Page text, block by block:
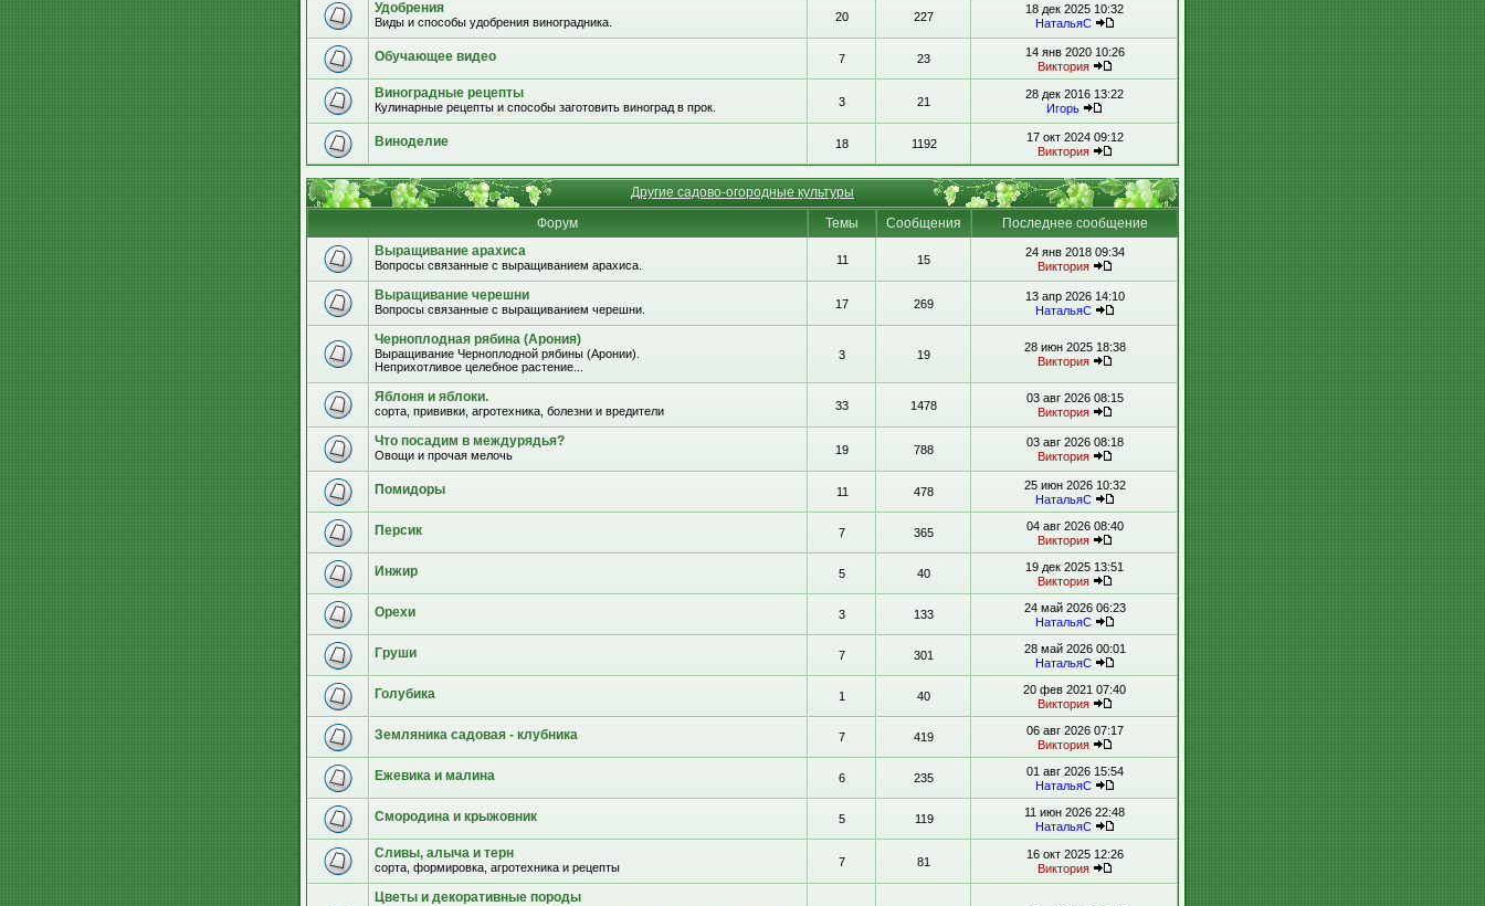
Удобрения
Виды и способы удобрения виноградника. 20 227
18 дек 2025 10:32
НатальяС
Обучающее видео 7 23
14 янв 2020 10:26
Виктория
Виноградные рецепты
Кулинарные рецепты и способы заготовить виноград в прок. 3 21
28 дек 2016 13:22
Игорь
Виноделие 18 1192
17 окт 2024 09:12
Виктория
Другие садово-огородные культуры
Форум
Темы Сообщения
Последнее сообщение
Выращивание арахиса
Вопросы связанные с выращиванием арахиса. 11 15
24 янв 2018 09:34
Виктория
Выращивание черешни
Вопросы связанные с выращиванием черешни. 17 269
13 апр 2026 14:10
НатальяС
Черноплодная рябина (Арония)
Выращивание Черноплодной рябины (Аронии).
Неприхотливое целебное растение...
3 19
28 июн 2025 18:38
Виктория
Яблоня и яблоки.
сорта, прививки, агротехника, болезни и вредители 33 1478
03 авг 2026 08:15
Виктория
Что посадим в междурядья?
Овощи и прочая мелочь 19 788
03 авг 2026 08:18
Виктория
Помидоры 11 478
25 июн 2026 10:32
НатальяС
Персик 7 365
04 авг 2026 08:40
Виктория
Инжир 5 40
19 дек 2025 13:51
Виктория
Орехи 3 133
24 май 2026 06:23
НатальяС
Груши 7 301
28 май 2026 00:01
НатальяС
Голубика 1 40
20 фев 2021 07:40
Виктория
Земляника садовая - клубника 7 419
06 авг 2026 07:17
Виктория
Ежевика и малина 6 235
01 авг 2026 15:54
НатальяС
Смородина и крыжовник 5 119
11 июн 2026 22:48
НатальяС
Сливы, алыча и терн
сорта, формировка, агротехника и рецепты 7 81
16 окт 2025 12:26
Виктория
Цветы и декоративные породы